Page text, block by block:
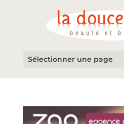
Sélectionner une page